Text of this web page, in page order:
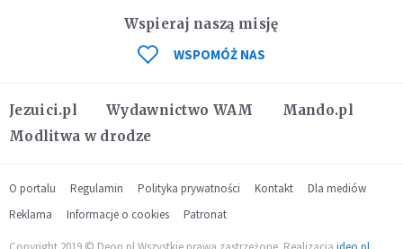
Jezuici.pl Wydawnictwo WAM
Mando.pl
Modlitwa w drodze
Wspieraj naszą misję
WSPOMÓŻ NAS
O portalu Regulamin Polityka prywatności Kontakt
Dla mediów
Reklama
Informacje o cookies Patronat